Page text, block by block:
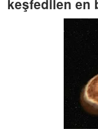
keşfedilen en